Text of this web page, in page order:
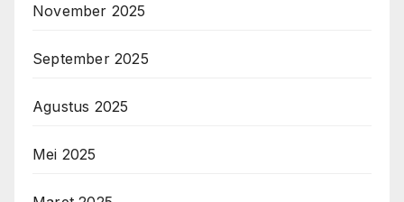
November 2025
September 2025
Agustus 2025
Mei 2025